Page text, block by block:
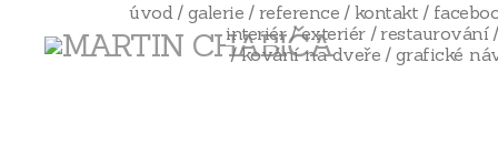
úvod
galerie
interiér
exteriér
restaurování
kování na dveře
grafické
reference kontakt